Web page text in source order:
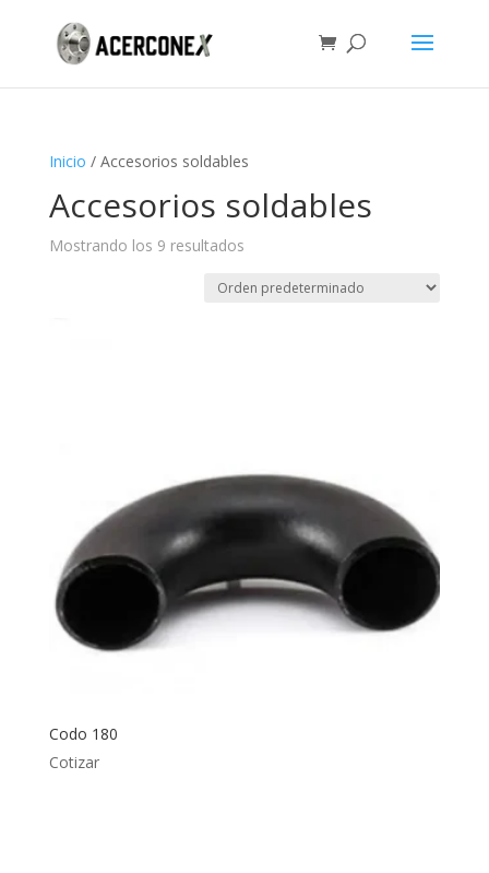
Inicio / Accesorios soldables
Accesorios soldables
Mostrando los 9 resultados
Codo 180
Cotizar